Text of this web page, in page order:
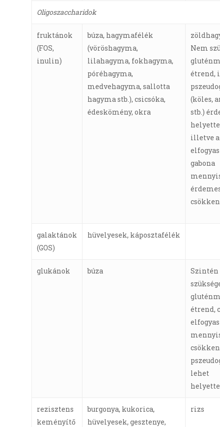
Oligoszaccharidok
fruktánok
(FOS,
inulin)
búza, hagymafélék
(vöröshagyma,
lilahagyma, fokhagyma,
póréhagyma,
medvehagyma, sallotta
hagyma stb.), csicsóka,
édeskömény, okra
Nem
étrend,
(köles,
stb.)
illetve
gabona
galaktánok
(GOS)
hüvelyesek, káposztafélék
glukánok búza
étrend,
lehet
rezisztens
keményítő
burgonya, kukorica,
hüvelyesek, gesztenye,
rizs